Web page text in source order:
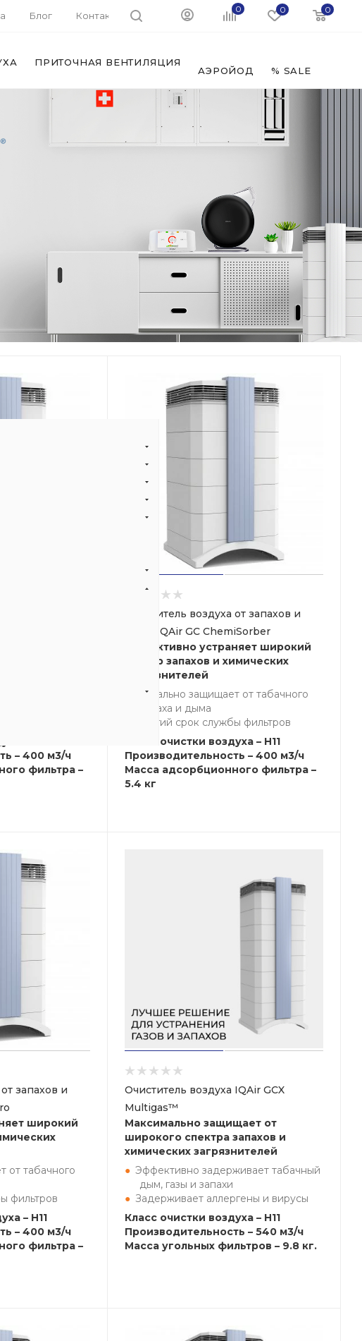
Блог Контакты
0 0 0
ПРИТОЧНАЯ ВЕНТИЛЯЦИЯ
АЭРОЙОД % SALE
– 400 м3/ч
фильтра –
Очиститель воздуха от запахов и
газов IQAir GC ChemiSorber
Эффективно устраняет широкий
спектр запахов и химических
загрязнителей
Идеально защищает от табачного
запаха и дыма
Долгий срок службы фильтров
Класс очистки воздуха – H11
Производительность – 400 м3/ч
Масса адсорбционного фильтра –
5.4 кг
запахов и
широкий
от табачного
фильтров
– H11
– 400 м3/ч
фильтра –
Очиститель воздуха IQAir GCX
Multigas™
Максимально защищает от
широкого спектра запахов и
химических загрязнителей
Эффективно задерживает табачный
дым, газы и запахи
Задерживает аллергены и вирусы
Класс очистки воздуха – H11
Производительность – 540 м3/ч
Масса угольных фильтров – 9.8 кг.